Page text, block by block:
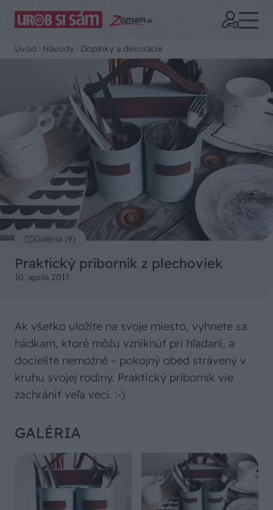
Úvod Návody Doplnky a dekorácie
Galéria (9)
Praktický príborník z plechoviek
10. apríla 2017
Ak všetko uložíte na svoje miesto, vyhnete sa
hádkam, ktoré môžu vzniknúť pri hľadaní, a
docielite nemožné – pokojný obed strávený v
kruhu svojej rodiny. Praktický príborník vie
zachrániť veľa vecí. :-)
GALÉRIA